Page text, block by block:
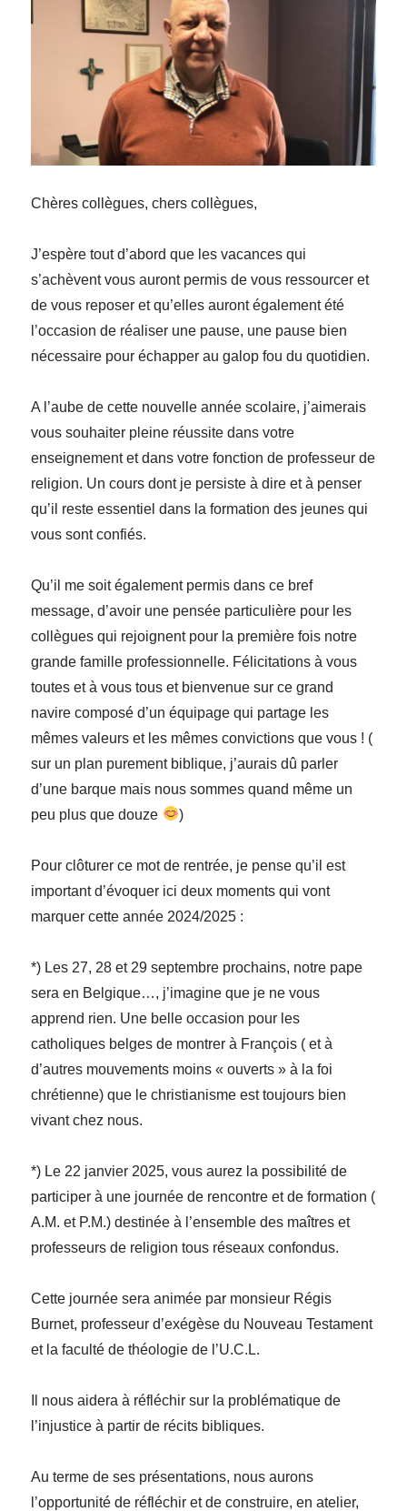
Chères collègues, chers collègues,
J’espère tout d’abord que les vacances qui
s’achèvent vous auront permis de vous ressourcer et
de vous reposer et qu’elles auront également été
l’occasion de réaliser une pause, une pause bien
nécessaire pour échapper au galop fou du quotidien.
A l’aube de cette nouvelle année scolaire, j’aimerais
vous souhaiter pleine réussite dans votre
enseignement et dans votre fonction de professeur de
religion. Un cours dont je persiste à dire et à penser
qu’il reste essentiel dans la formation des jeunes qui
vous sont confiés.
Qu’il me soit également permis dans ce bref
message, d’avoir une pensée particulière pour les
collègues qui rejoignent pour la première fois notre
grande famille professionnelle. Félicitations à vous
toutes et à vous tous et bienvenue sur ce grand
navire composé d’un équipage qui partage les
mêmes valeurs et les mêmes convictions que vous ! (
sur un plan purement biblique, j’aurais dû parler
d’une barque mais nous sommes quand même un
peu plus que douze
)
Pour clôturer ce mot de rentrée, je pense qu’il est
important d’évoquer ici deux moments qui vont
marquer cette année 2024/2025 :
*) Les 27, 28 et 29 septembre prochains, notre pape
sera en Belgique…, j’imagine que je ne vous
apprend rien. Une belle occasion pour les
catholiques belges de montrer à François ( et à
d’autres mouvements moins « ouverts » à la foi
chrétienne) que le christianisme est toujours bien
vivant chez nous.
*) Le 22 janvier 2025, vous aurez la possibilité de
participer à une journée de rencontre et de formation (
A.M. et P.M.) destinée à l’ensemble des maîtres et
professeurs de religion tous réseaux confondus.
Cette journée sera animée par monsieur Régis
Burnet, professeur d’exégèse du Nouveau Testament
et la faculté de théologie de l’U.C.L.
Il nous aidera à réfléchir sur la problématique de
l’injustice à partir de récits bibliques.
Au terme de ses présentations, nous aurons
l’opportunité de réfléchir et de construire, en atelier,